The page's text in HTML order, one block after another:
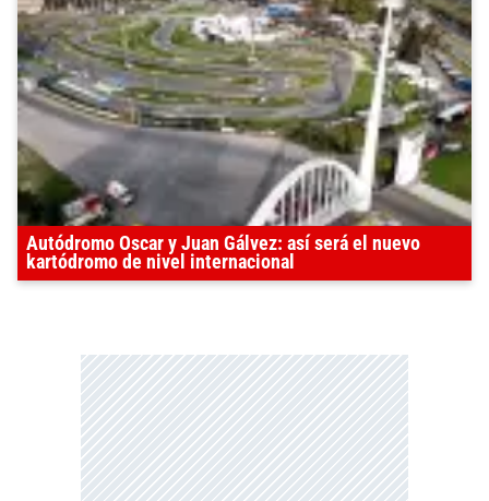
Autódromo Oscar y Juan Gálvez: así será el nuevo
kartódromo de nivel internacional